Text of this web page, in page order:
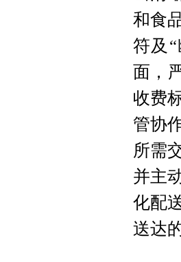
和食
符及
面，
收费
管协
所需
并主
化配
送达